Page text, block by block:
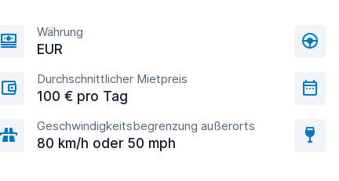
Währung
EUR
Durchschnittlicher Mietpreis
100 € pro Tag
Geschwindigkeitsbegrenzung außerorts
80 km/h oder 50 mph